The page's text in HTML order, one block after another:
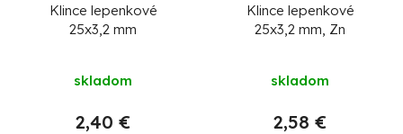
Klince lepenkové
25x3,2 mm
skladom
2,40 €
Klince lepenkové
25x3,2 mm, Zn
skladom
2,58 €